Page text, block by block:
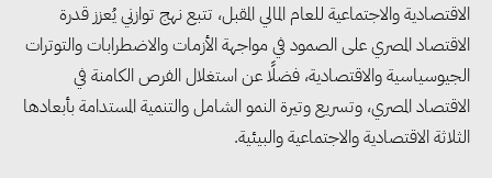
الاقتصادية والاجتماعية للعام المالي المقبل، تتبع نهج توازني يُعزز قدرة
الاقتصاد المصري على الصمود في مواجهة الأزمات والاضطرابات والتوترات
الجيوسياسية والاقتصادية، فضلًا عن استغلال الفرص الكامنة في
الاقتصاد المصري، وتسريع وتيرة النمو الشامل والتنمية المستدامة بأبعادها
الثلاثة الاقتصادية والاجتماعية والبيئية.